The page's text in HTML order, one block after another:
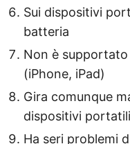
Sui dispositivi
batteria
Non è
(iPhone, iPad)
Gira comunque
dispositivi
Ha seri problemi